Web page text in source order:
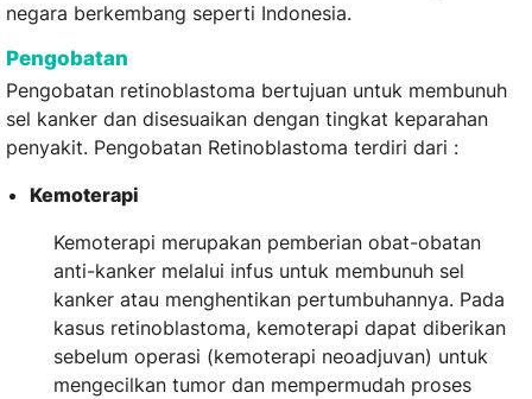
negara berkembang seperti Indonesia.
Pengobatan
Pengobatan retinoblastoma bertujuan untuk membunuh
sel kanker dan disesuaikan dengan tingkat keparahan
penyakit. Pengobatan Retinoblastoma terdiri dari :
Kemoterapi
Kemoterapi merupakan pemberian obat-obatan
anti-kanker melalui infus untuk membunuh sel
kanker atau menghentikan pertumbuhannya. Pada
kasus retinoblastoma, kemoterapi dapat diberikan
sebelum operasi (kemoterapi neoadjuvan) untuk
mengecilkan tumor dan mempermudah proses